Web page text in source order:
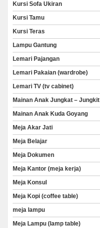
Kursi Sofa Ukiran
Kursi Tamu
Kursi Teras
Lampu Gantung
Lemari Pajangan
Lemari Pakaian (wardrobe)
Lemari TV (tv cabinet)
Mainan Anak Jungkat – Jungkit
Mainan Anak Kuda Goyang
Meja Akar Jati
Meja Belajar
Meja Dokumen
Meja Kantor (meja kerja)
Meja Konsul
Meja Kopi (coffee table)
meja lampu
Meja Lampu (lamp table)